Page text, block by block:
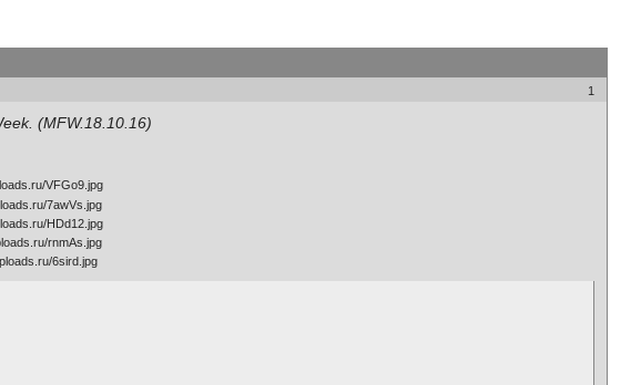
1
(MFW.18.10.16)